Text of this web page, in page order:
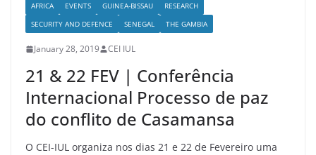
AFRICA EVENTS GUINEA-BISSAU
RESEARCH
SECURITY AND DEFENCE
SENEGAL THE GAMBIA
January 28, 2019 CEI IUL
21 & 22 FEV | Conferência
Internacional Processo de paz
do conflito de Casamansa
O CEI-IUL organiza nos dias 21 e 22 de Fevereiro uma